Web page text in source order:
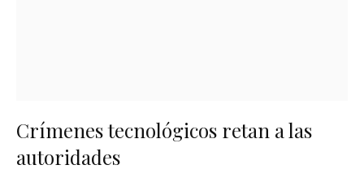
Crímenes tecnológicos retan a las
autoridades